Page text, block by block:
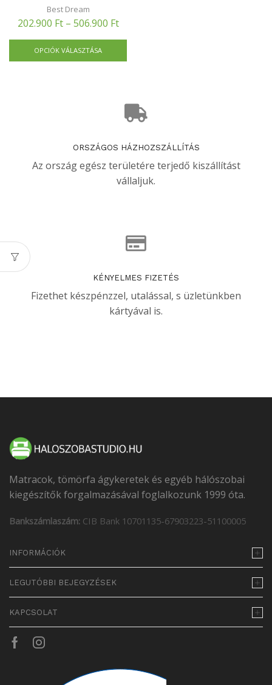
Best Dream
202.900 Ft– 506.900 Ft
OPCIÓK VÁLASZTÁSA
ORSZÁGOS HÁZHOZSZÁLLÍTÁS
Az ország egész területére terjedő kiszállítást
vállaljuk.
KÉNYELMES FIZETÉS
Fizethet készpénzzel, utalással, s üzletünkben
kártyával is.
Matracok, tömörfa ágykeretek és egyéb hálószobai
kiegészítők forgalmazásával foglalkozunk 1999 óta.
Bankszámlaszám: CIB Bank 10701135-67903223-51100005
INFORMÁCIÓK
LEGUTÓBBI BEJEGYZÉSEK
KAPCSOLAT
FacebookInstagram